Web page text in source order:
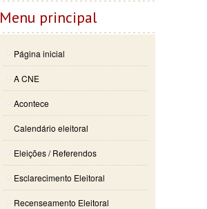
Menu principal
Página inicial
A CNE
Acontece
Calendário eleitoral
Eleições / Referendos
Esclarecimento Eleitoral
Recenseamento Eleitoral